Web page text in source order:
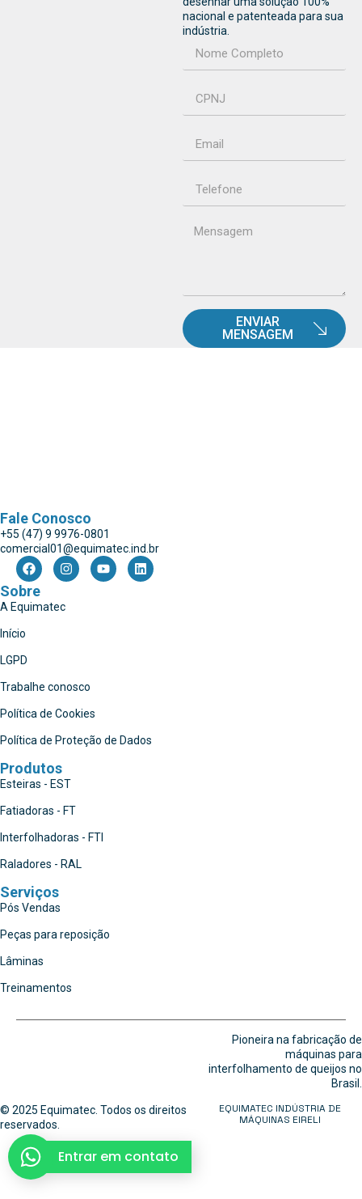
nacional e patenteada para sua
indústria.
ENVIAR
MENSAGEM
Fale Conosco
+55 (47) 9 9976-0801
comercial01@equimatec.ind.br
Sobre
A Equimatec
Início
LGPD
Trabalhe conosco
Política de Cookies
Política de Proteção de Dados
Produtos
Esteiras - EST
Fatiadoras - FT
Interfolhadoras - FTI
Raladores - RAL
Serviços
Pós Vendas
Peças para reposição
Lâminas
Treinamentos
Pioneira na fabricação de
máquinas para
interfolhamento de queijos no
Brasil.
© 2025 Equimatec. Todos os direitos
reservados.
EQUIMATEC INDÚSTRIA DE
MÁQUINAS EIRELI
Entrar em contato